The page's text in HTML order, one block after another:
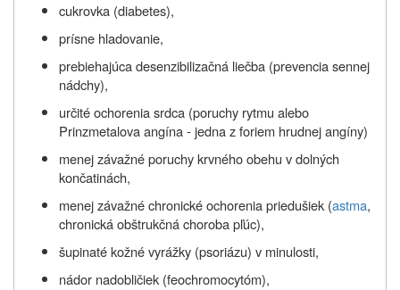
cukrovka (diabetes),
prísne hladovanie,
prebiehajúca desenzibilizačná liečba (prevencia sennej
nádchy),
určité ochorenia srdca (poruchy rytmu alebo
Prinzmetalova angína - jedna z foriem hrudnej angíny)
menej závažné poruchy krvného obehu v dolných
končatinách,
menej závažné chronické ochorenia priedušiek (astma,
chronická obštrukčná choroba pľúc),
šupinaté kožné vyrážky (psoriázu) v minulosti,
nádor nadobličiek (feochromocytóm),